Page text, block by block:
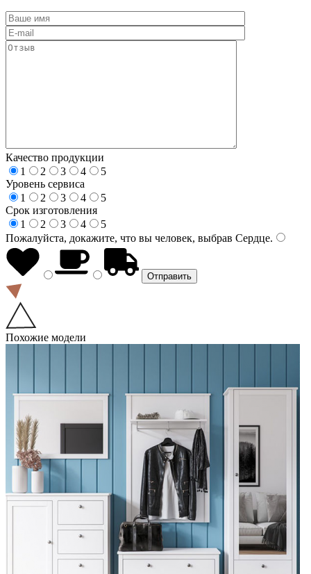
Качество продукции
1
2 3 4
5
Уровень сервиса
1
2 3 4
5
Срок изготовления
1
2 3 4
5
Пожалуйста, докажите, что вы человек, выбрав Сердце.
Похожие модели